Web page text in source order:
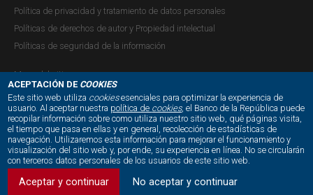
ACEPTACIÓN DE COOKIES
Este sitio web utiliza cookiesesenciales para optimizar la experiencia de
usuario. Al aceptar nuestra política de cookies, el Banco de la República puede
recopilar información sobre como utiliza nuestro sitio web, qué páginas visita,
el tiempo que pasa en ellas y en general, recolección de estadísticas de
navegación. Utilizaremos esta información para mejorar el funcionamiento y
visualización del sitio web y, por ende, su experiencia en línea. No se circularán
con terceros datos personales de los usuarios de este sitio web.
Aceptar y continuar No aceptar y continuar
Política de privacidad y tratamiento de datos personales
Políticas de derechos de autor y Propiedad intelectual
Políticas de seguridad de la información
Mapa del sitio
NUESTRAS REDES SOCIALES: